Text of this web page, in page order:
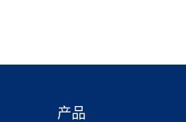
产品